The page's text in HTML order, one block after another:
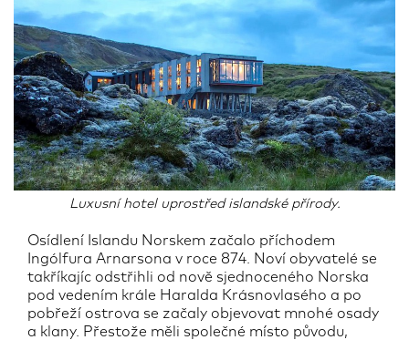
Luxusní hotel uprostřed islandské přírody.
Osídlení Islandu Norskem začalo příchodem
Ingólfura Arnarsona v roce 874. Noví obyvatelé se
takříkajíc odstřihli od nově sjednoceného Norska
pod vedením krále Haralda Krásnovlasého a po
pobřeží ostrova se začaly objevovat mnohé osady
a klany. Přestože měli společné místo původu,